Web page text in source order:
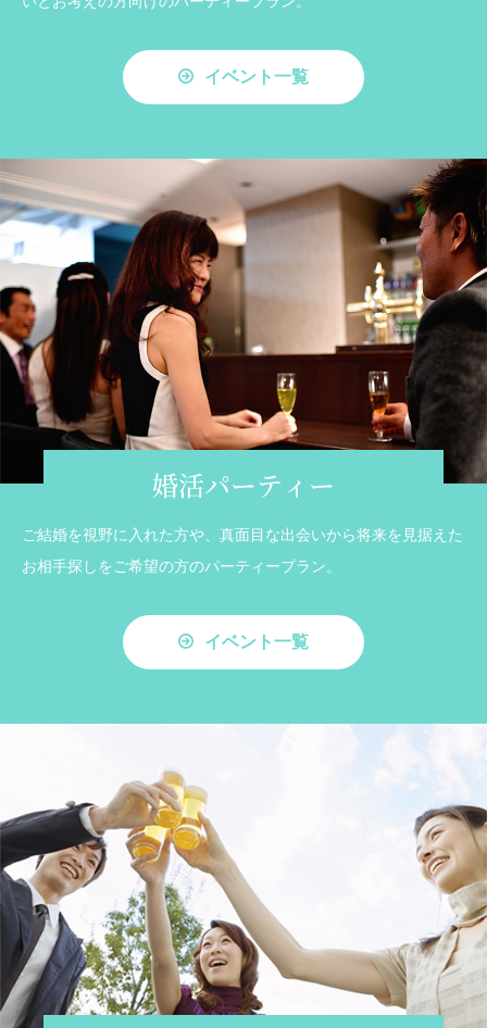
イベント一覧
婚活パーティー
ご結婚を視野に入れた方や、真面目な出会いから将来を見据えた
お相手探しをご希望の方のパーティープラン。
イベント一覧